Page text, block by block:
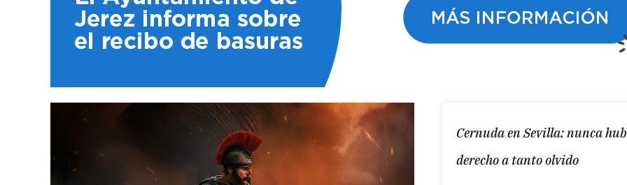
Cernuda en Sevilla: nunca
derecho a tanto olvido